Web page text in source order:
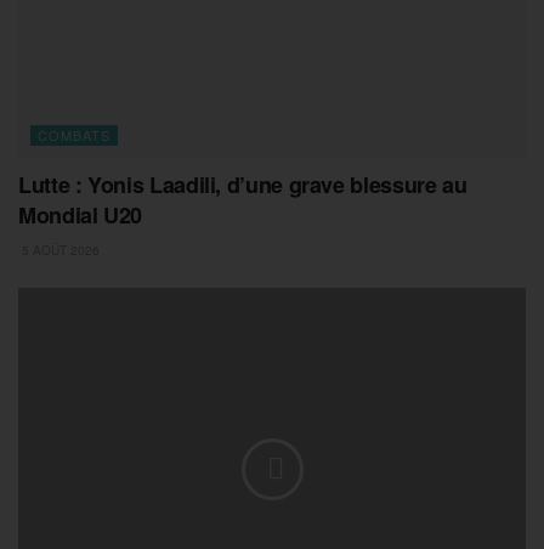
COMBATS
Lutte : Yonis Laadili, d’une grave blessure au
Mondial U20